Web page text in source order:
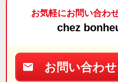
お気軽にお問い合わ
chez
お問い合わ